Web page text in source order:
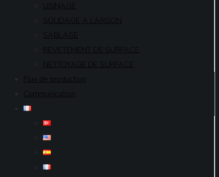
USINAGE
SOUDAGE A L’ARGON
SABLAGE
REVETEMENT DE SURFACE
NETTOYAGE DE SURFACE
Flux de production
Communication